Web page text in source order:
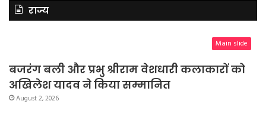
राज्य
Main slide
बजरंग बली और प्रभु श्रीराम वेशधारी कलाकारों को
अखिलेश यादव ने किया सम्मानित
August 2, 2026